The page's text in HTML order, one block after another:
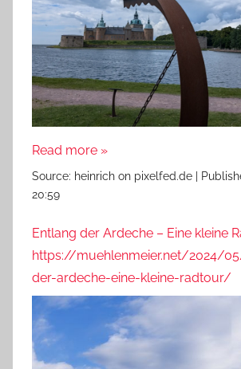
Read more »
Source: heinrich on pixelfed.de
20:59
Entlang der Ardeche – Eine kleine
https://muehlenmeier.net/2024/
der-ardeche-eine-kleine-radtour/